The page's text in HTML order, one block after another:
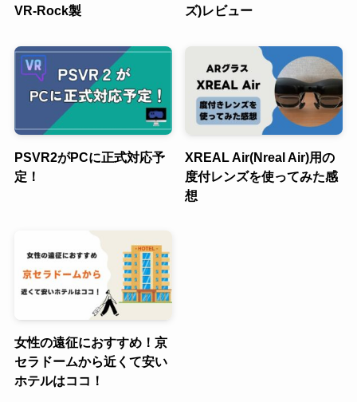
VR-Rock製
ズ)レビュー
PSVR2がPCに正式対応予
定！
XREAL Air(Nreal Air)用の
度付レンズを使ってみた感
想
女性の遠征におすすめ！京
セラドームから近くて安い
ホテルはココ！